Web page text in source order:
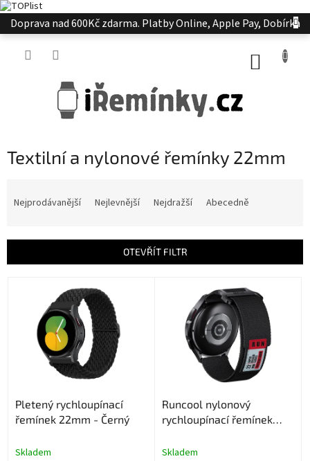
Přejít
na
Doprava nad 600Kč zdarma. Platby Online, Apple Pay, Dobírka
Textilní a nylonové řemínky 22mm
í
Nejprodávanější Nejlevnější Nejdražší Abecedně
OTEVŘÍT FILTR
Pletený rychloupínací
řemínek 22mm - Černý
Skladem
Runcool nylonový
rychloupínací řemínek
Skladem